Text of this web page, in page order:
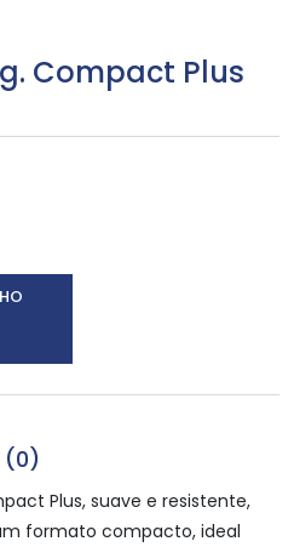
Compact Plus
(0)
Plus, suave e resistente,
formato compacto, ideal